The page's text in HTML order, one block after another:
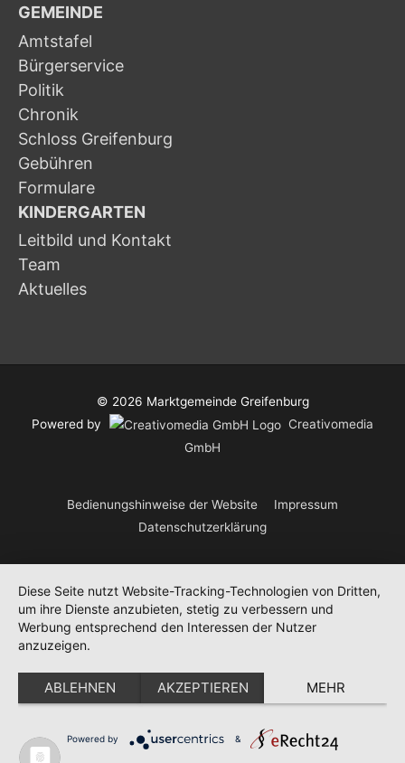
GEMEINDE
Amtstafel
Bürgerservice
Politik
Chronik
Schloss Greifenburg
Gebühren
Formulare
KINDERGARTEN
Leitbild und Kontakt
Team
Aktuelles
© 2026 Marktgemeinde Greifenburg
Powered by
Creativomedia
GmbH
Bedienungshinweise der Website
Impressum
Datenschutzerklärung
Diese Seite nutzt Website-Tracking-Technologien von Dritten,
um ihre Dienste anzubieten, stetig zu verbessern und
Werbung entsprechend den Interessen der Nutzer
anzuzeigen.
ABLEHNEN AKZEPTIEREN MEHR
Powered by &